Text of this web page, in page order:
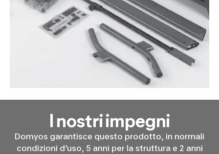
I nostri impegni
Domyos garantisce questo prodotto, in normali
condizioni d’uso, 5 anni per la struttura e 2 anni